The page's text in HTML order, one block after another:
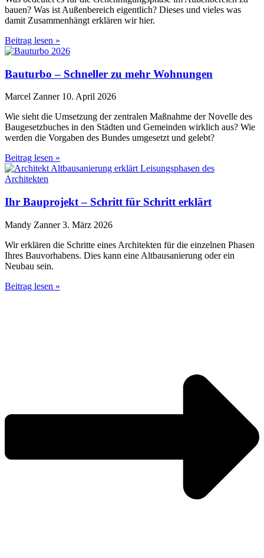
bauen? Was ist Außenbereich eigentlich? Dieses und vieles was
damit Zusammenhängt erklären wir hier.
Beitrag lesen »
Bauturbo – Schneller zu mehr Wohnungen
Marcel Zanner 10. April 2026
Wie sieht die Umsetzung der zentralen Maßnahme der Novelle des
Baugesetzbuches in den Städten und Gemeinden wirklich aus? Wie
werden die Vorgaben des Bundes umgesetzt und gelebt?
Beitrag lesen »
Ihr Bauprojekt – Schritt für Schritt erklärt
Mandy Zanner3. März 2026
Wir erklären die Schritte eines Architekten für die einzelnen Phasen
Ihres Bauvorhabens. Dies kann eine Altbausanierung oder ein
Neubau sein.
Beitrag lesen »